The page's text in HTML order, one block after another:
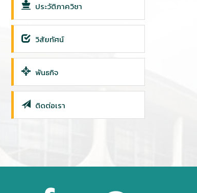
ประวัติภาควิชา
วิสัยทัศน์
พันธกิจ
ติดต่อเรา